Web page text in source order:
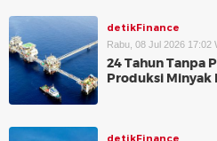
detikFinance
Rabu, 08 Jul 2026 17:02
24 Tahun Tanpa
Produksi Minyak
detikFinance